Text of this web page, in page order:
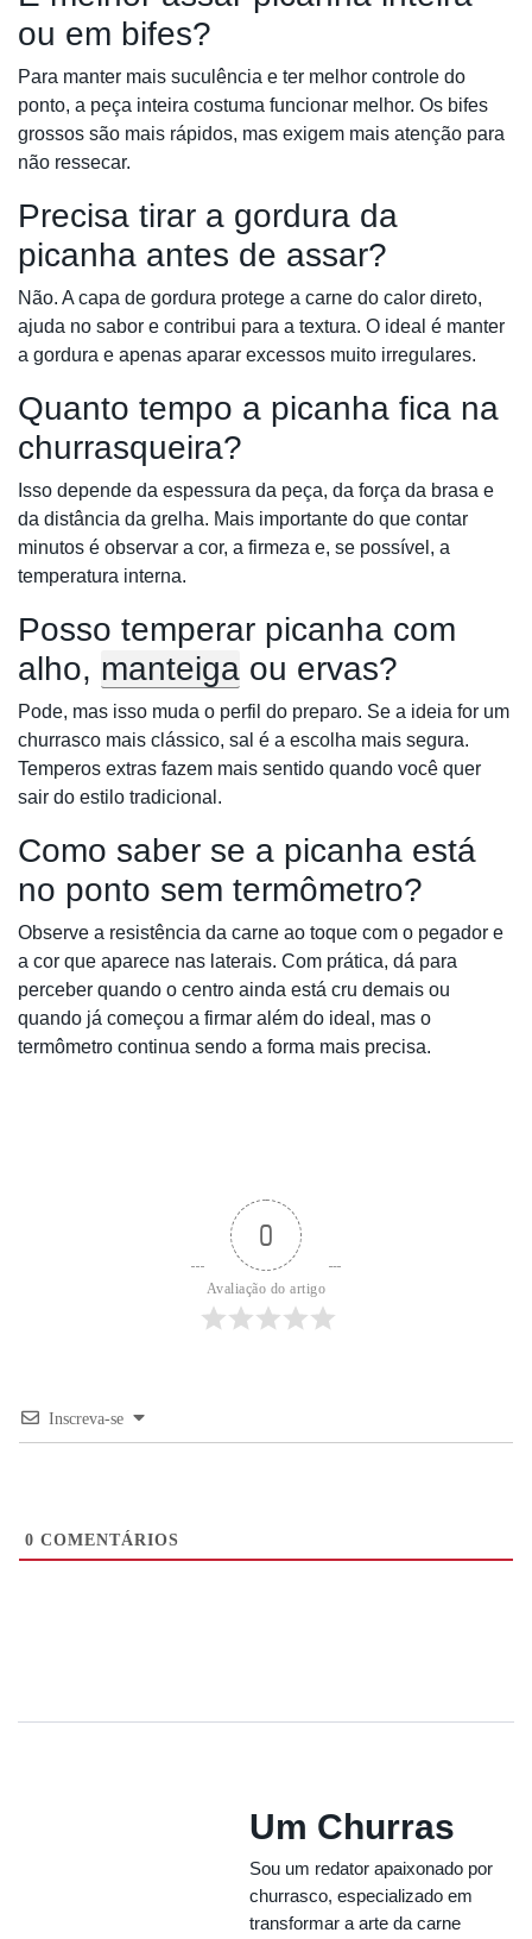
ou em bifes?
Para manter mais suculência e ter melhor controle do
ponto, a peça inteira costuma funcionar melhor. Os bifes
grossos são mais rápidos, mas exigem mais atenção para
não ressecar.
Precisa tirar a gordura da
picanha antes de assar?
Não. A capa de gordura protege a carne do calor direto,
ajuda no sabor e contribui para a textura. O ideal é manter
a gordura e apenas aparar excessos muito irregulares.
Quanto tempo a picanha fica na
churrasqueira?
Isso depende da espessura da peça, da força da brasa e
da distância da grelha. Mais importante do que contar
minutos é observar a cor, a firmeza e, se possível, a
temperatura interna.
Posso temperar picanha com
alho, manteiga ou ervas?
Pode, mas isso muda o perfil do preparo. Se a ideia for um
churrasco mais clássico, sal é a escolha mais segura.
Temperos extras fazem mais sentido quando você quer
sair do estilo tradicional.
Como saber se a picanha está
no ponto sem termômetro?
Observe a resistência da carne ao toque com o pegador e
a cor que aparece nas laterais. Com prática, dá para
perceber quando o centro ainda está cru demais ou
quando já começou a firmar além do ideal, mas o
termômetro continua sendo a forma mais precisa.
0
Avaliação do artigo
Inscreva-se
0 COMENTÁRIOS
Um Churras
Sou um redator apaixonado por
churrasco, especializado em
transformar a arte da carne